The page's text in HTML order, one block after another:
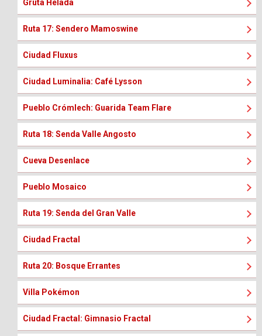
Gruta Helada
Ruta 17: Sendero Mamoswine
Ciudad Fluxus
Ciudad Luminalia: Café Lysson
Pueblo Crómlech: Guarida Team Flare
Ruta 18: Senda Valle Angosto
Cueva Desenlace
Pueblo Mosaico
Ruta 19: Senda del Gran Valle
Ciudad Fractal
Ruta 20: Bosque Errantes
Villa Pokémon
Ciudad Fractal: Gimnasio Fractal